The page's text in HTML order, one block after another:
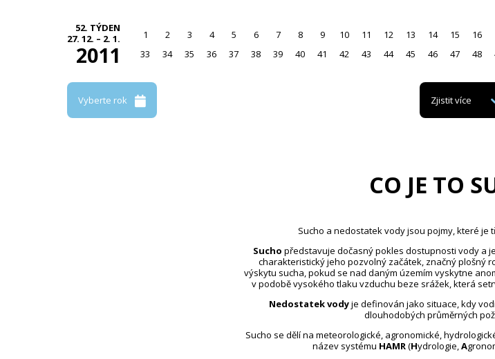
52. TÝDEN
27. 12. – 2. 1.
2011
1 2 3 4 5 6 7 8 9 10 11 12 13 14 15 16
33
34 35 36 37 38 39 40 41 42 43 44 45 46 47 48
Vyberte rok Zjistit více
CO JE TO
Sucho a nedostatek vody jsou pojmy, které je
Sucho představuje dočasný pokles dostupnosti vody a
charakteristický jeho pozvolný začátek, značný plošný
výskytu sucha, pokud se nad daným územím vyskytne
v podobě vysokého tlaku vzduchu beze srážek, která
Nedostatek vodyje definován jako situace, kdy
dlouhodobých průměrných
Sucho se dělí na meteorologické, agronomické,
název systému HAMR(Hydrologie,A